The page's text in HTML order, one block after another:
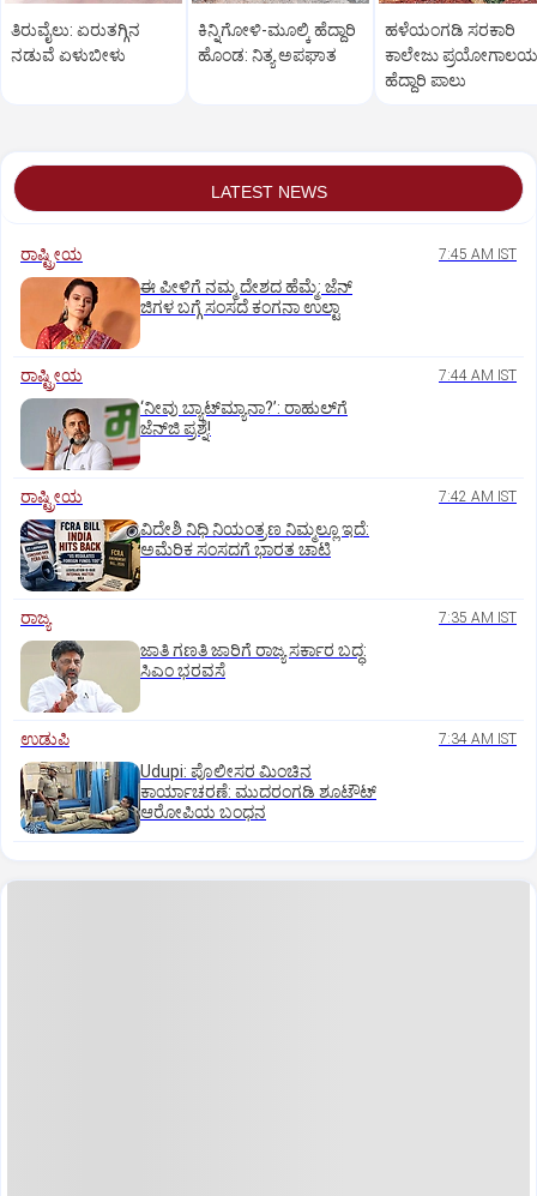
ತಿರುವೈಲು: ಏರುತಗ್ಗಿನ
ನಡುವೆ ಏಳುಬೀಳು
ಕಿನ್ನಿಗೋಳಿ-ಮೂಲ್ಕಿ ಹೆದ್ದಾರಿ
ಹೊಂಡ: ನಿತ್ಯ ಅಪಘಾತ
ಹಳೆಯಂಗಡಿ ಸರಕಾರಿ
ಕಾಲೇಜು ಪ್ರಯೋಗಾಲಯ
ಹೆದ್ದಾರಿ ಪಾಲು
LATEST NEWS
ರಾಷ್ಟ್ರೀಯ 7:45 AM IST
ಈ ಪೀಳಿಗೆ ನಮ್ಮ ದೇಶದ ಹೆಮ್ಮೆ: ಜೆನ್‌
ಜಿಗಳ ಬಗ್ಗೆ ಸಂಸದೆ ಕಂಗನಾ ಉಲ್ಟಾ
ರಾಷ್ಟ್ರೀಯ 7:44 AM IST
‘ನೀವು ಬ್ಯಾಟ್‌ಮ್ಯಾನಾ?’: ರಾಹುಲ್‌ಗೆ
ಜೆನ್‌ಜಿ ಪ್ರಶ್ನೆ!
ರಾಷ್ಟ್ರೀಯ 7:42 AM IST
ವಿದೇಶಿ ನಿಧಿ ನಿಯಂತ್ರಣ ನಿಮ್ಮಲ್ಲೂ ಇದೆ:
ಅಮೆರಿಕ ಸಂಸದಗೆ ಭಾರತ ಚಾಟಿ
ರಾಜ್ಯ 7:35 AM IST
ಜಾತಿ ಗಣತಿ ಜಾರಿಗೆ ರಾಜ್ಯ ಸರ್ಕಾರ ಬದ್ಧ:
ಸಿಎಂ ಭರವಸೆ
ಉಡುಪಿ 7:34 AM IST
Udupi: ಪೊಲೀಸರ ಮಿಂಚಿನ
ಕಾರ್ಯಾಚರಣೆ: ಮುದರಂಗಡಿ ಶೂಟೌಟ್‌
ಆರೋಪಿಯ ಬಂಧನ